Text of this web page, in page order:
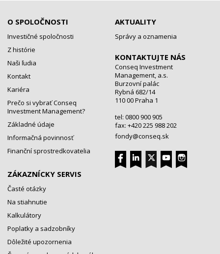
O SPOLOČNOSTI
Investičné spoločnosti
Z histórie
Naši ľudia
Kontakt
Kariéra
Prečo si vybrať Conseq
Investment Management?
Základné údaje
Informačná povinnosť
Finanční sprostredkovatelia
ZÁKAZNÍCKY SERVIS
Časté otázky
Na stiahnutie
Kalkulátory
Poplatky a sadzobníky
Dôležité upozornenia
AKTUALITY
Správy a oznamenia
KONTAKTUJTE NÁS
Conseq Investment
Management, a.s.
Burzovní palác
Rybná 682/14
110 00 Praha 1
tel: 0800 900 905
fax: +420 225 988 202
fondy@conseq.sk